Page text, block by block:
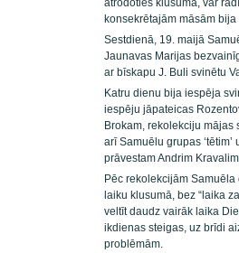
atrodoties klusumā, var
konsekrētajām māsām
Sestdienā, 19. maijā
Jaunavas Marijas
ar bīskapu J. Buli svinētu
Katru dienu bija iespēja
iespēju jāpateicas
Brokam, rekolekciju
arī Samuēlu grupas
prāvestam Andrim
Pēc rekolekcijām
laiku klusumā, bez “laika
veltīt daudz vairāk laika
ikdienas steigas, uz brīdi
problēmām.